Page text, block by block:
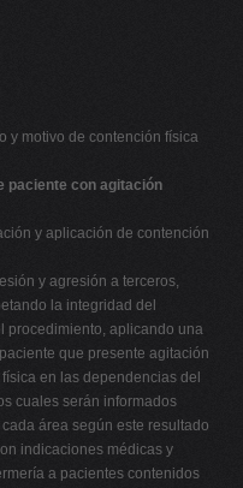
y motivo de contención física
paciente con agitación
y aplicación de contención
y agresión a terceros,
la integridad del
procedimiento, aplicando una
que presente agitación
en las dependencias del
cuales serán informados
área según este resultado
indicaciones médicas y
a pacientes contenidos